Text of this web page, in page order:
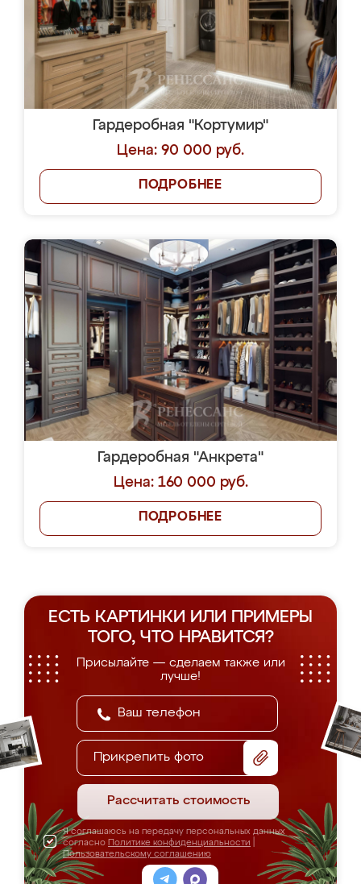
Гардеробная "Кортумир"
Цена: 90 000 руб.
ПОДРОБНЕЕ
Гардеробная "Анкрета"
Цена: 160 000 руб.
ПОДРОБНЕЕ
ЕСТЬ КАРТИНКИ ИЛИ ПРИМЕРЫ
ТОГО, ЧТО НРАВИТСЯ?
Присылайте — сделаем также или
лучше!
Прикрепить фото
Рассчитать стоимость
Я соглашаюсь на передачу персональных данных
согласно Политике конфиденциальности
Пользовательскому соглашению